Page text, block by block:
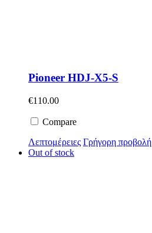
Pioneer HDJ-X5-S
€110.00
Compare
Λεπτομέρειες Γρήγορη προβολή
Out of stock